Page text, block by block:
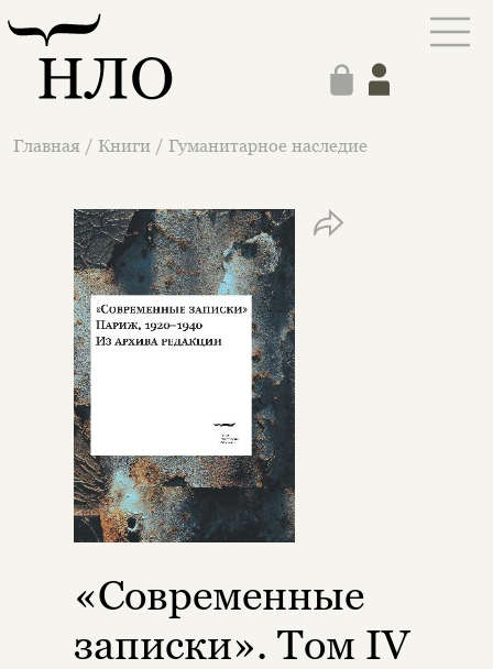
Главная / Книги / Гуманитарное наследие
«Современные
записки». Том IV